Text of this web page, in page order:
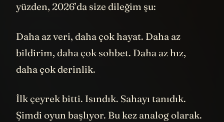
yüzden, 2026’da size dileğim şu:
Daha az veri, daha çok hayat. Daha az
bildirim, daha çok sohbet. Daha az hız,
daha çok derinlik.
İlk çeyrek bitti. Isındık. Sahayı tanıdık.
Şimdi oyun başlıyor. Bu kez analog olarak.